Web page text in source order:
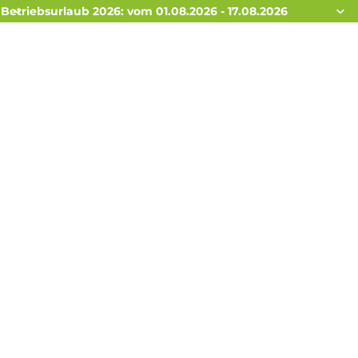
Betriebsurlaub 2026: vom 01.08.2026 - 17.08.2026